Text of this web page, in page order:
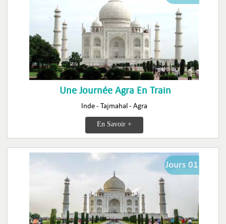
Une Journée Agra En Train
Inde - Tajmahal - Agra
En Savoir +
Jours 01